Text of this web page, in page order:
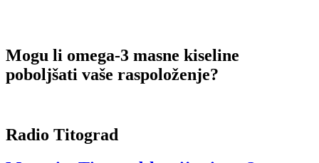
Mogu li omega-3 masne kiseline
poboljšati vaše raspoloženje?
Radio Titograd